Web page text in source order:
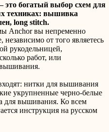
богатый выбор схем для
техниках: вышивка
long stitch.
Anchor вы непременно
от того являетесь
рукодельницей,
работ, или
нитки для вышивания
укрупненные черно-белые
для вышивания. Ко всем
инструкция на русском